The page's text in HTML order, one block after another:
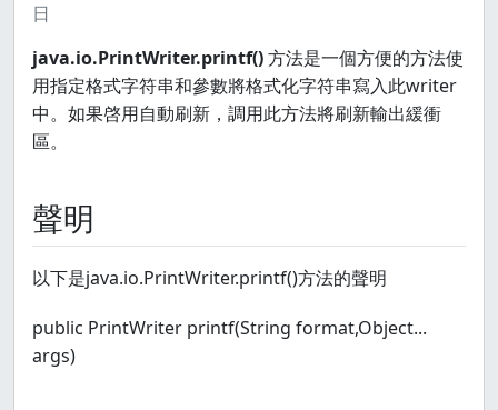
日
java.io.PrintWriter.printf()方法是一個方便的方法使
用指定格式字符串和參數將格式化字符串寫入此writer
中。如果啓用自動刷新，調用此方法將刷新輸出緩衝
區。
聲明
以下是java.io.PrintWriter.printf()方法的聲明
public PrintWriter printf(String format,Object...
args)